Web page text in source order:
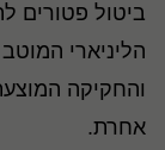
ביטול פטורים
הליניארי
והחקיקה
אחרת.